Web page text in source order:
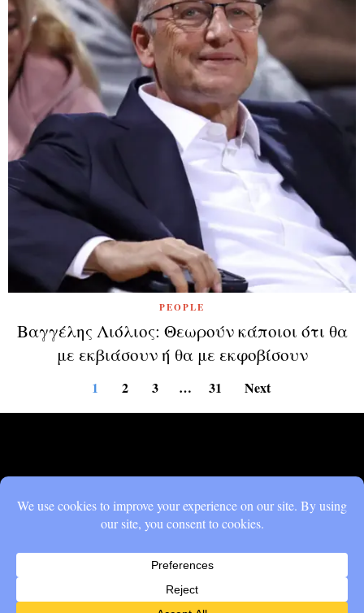
PEOPLE
Βαγγέλης Λιόλιος: Θεωρούν κάποιοι ότι θα
με εκβιάσουν ή θα με εκφοβίσουν
1 2 3 … 31 Next